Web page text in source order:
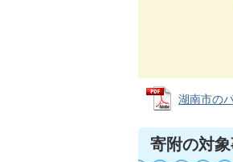
湖南市の
寄附の対